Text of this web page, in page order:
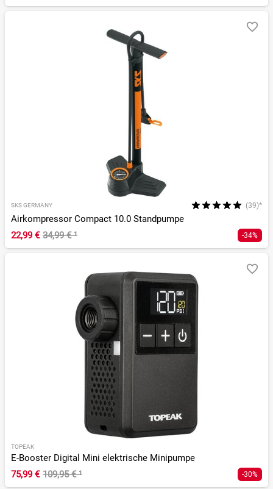
SKS GERMANY (39)*
Airkompressor Compact 10.0 Standpumpe
22,99 € 34,99 €¹ -34%
TOPEAK
E-Booster Digital Mini elektrische Minipumpe
75,99 € 109,95 €¹ -30%